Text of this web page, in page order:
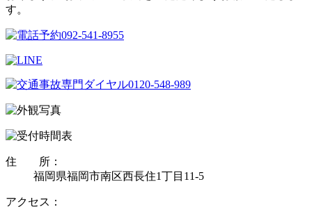
す。
住 所：
福岡県福岡市南区西長住1丁目11-5
アクセス：